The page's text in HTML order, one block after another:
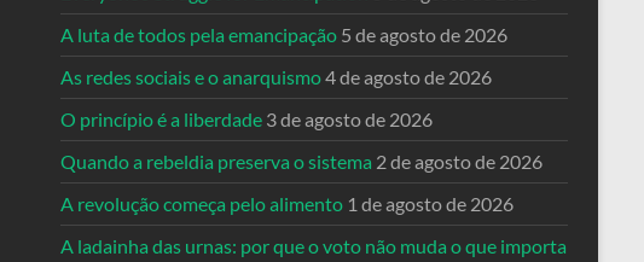
A luta de todos pela emancipação 5 de agosto de 2026
As redes sociais e o anarquismo4 de agosto de 2026
O princípio é a liberdade 3 de agosto de 2026
Quando a rebeldia preserva o sistema 2 de agosto de 2026
A revolução começa pelo alimento 1 de agosto de 2026
A ladainha das urnas: por que o voto não muda o que importa